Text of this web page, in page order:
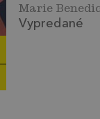
Marie
Vypredané